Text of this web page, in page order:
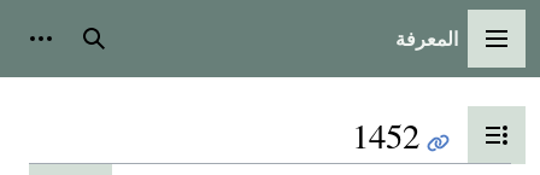
القائمة الرئيسية
المعرفة بحث
تبديل عرض جدول المحتويات
1452